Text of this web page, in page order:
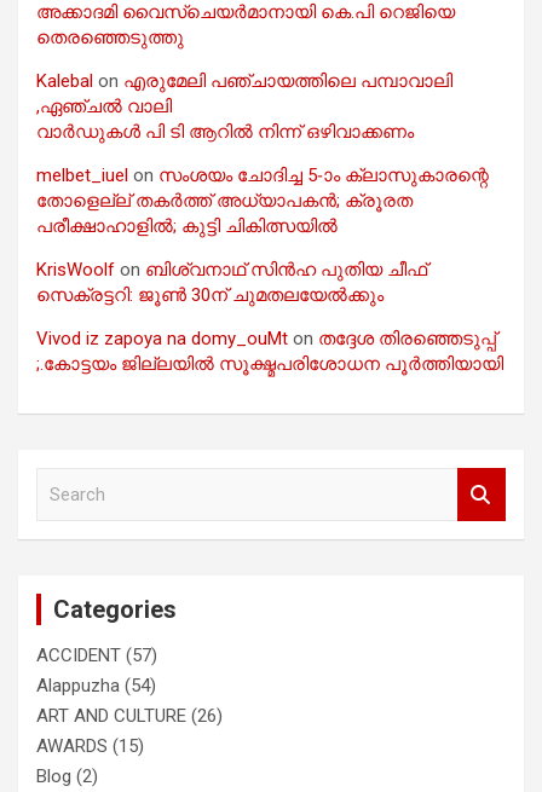
അക്കാദമി വൈസ്ചെയർമാനായി കെ.പി റെജിയെ
തെരഞ്ഞെടുത്തു
Kalebal on എരുമേലി പഞ്ചായത്തിലെ പമ്പാവാലി
,ഏഞ്ചൽ വാലി
വാർഡുകൾ പി ടി ആറിൽ നിന്ന് ഒഴിവാക്കണം
melbet_iuel on സംശയം ചോദിച്ച 5-ാം ക്ലാസുകാരന്റെ
തോളെല്ല് തകർത്ത് അധ്യാപകൻ; ക്രൂരത
പരീക്ഷാഹാളിൽ; കുട്ടി ചികിത്സയിൽ
KrisWoolf on ബിശ്വനാഥ് സിൻഹ പുതിയ ചീഫ്
സെക്രട്ടറി: ജൂൺ 30ന് ചുമതലയേൽക്കും
Vivod iz zapoya na domy_ouMt on തദ്ദേശ തിരഞ്ഞെടുപ്പ്
;.കോട്ടയം ജില്ലയിൽ സൂക്ഷ്മപരിശോധന പൂർത്തിയായി
Categories
ACCIDENT (57)
Alappuzha (54)
ART AND CULTURE (26)
AWARDS (15)
Blog (2)